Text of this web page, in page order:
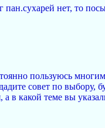
нет, то
пользуюсь
совет по выбору,
в какой теме вы